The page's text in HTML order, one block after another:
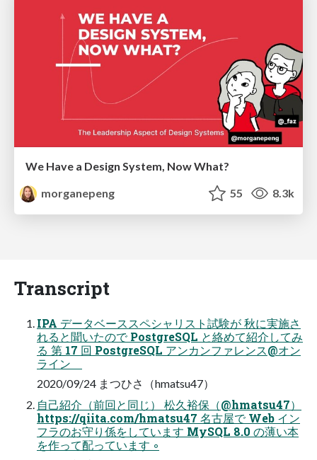
We Have a Design System, Now What?
morganepeng
55 8.3k
Transcript
IPA データベーススペシャリスト試験が 秋に実施さ
れると聞いたので PostgreSQL と絡めて紹介してみ
る 第 17 回 PostgreSQL アンカンファレンス@オン
ライン
2020/09/24 まつひさ（hmatsu47）
自己紹介（前回と同じ） 松久裕保（@hmatsu47）
https://qiita.com/hmatsu47 名古屋で Web イン
フラのお守り係をしています MySQL 8.0 の薄い本
を作って配っています ◦